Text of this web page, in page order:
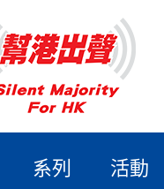
系列 活動